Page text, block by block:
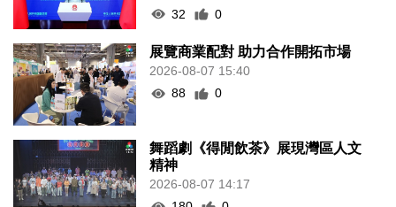
32
0
展覽商業配對 助力合作開拓市場
2026-08-07 15:40
88
0
舞蹈劇《得閒飲茶》展現灣區人文
精神
2026-08-07 14:17